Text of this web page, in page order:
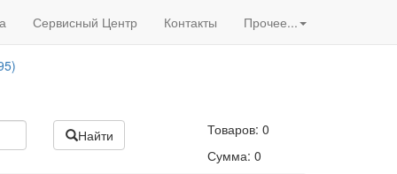
Сервисный Центр Контакты Прочее...
Акции нашего магазина
Найти Товаров:0
Сумма:0